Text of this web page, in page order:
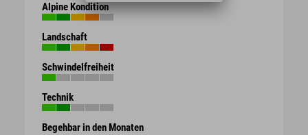
Alpine Kondition
Landschaft
Schwindelfreiheit
Technik
Begehbar in den Monaten